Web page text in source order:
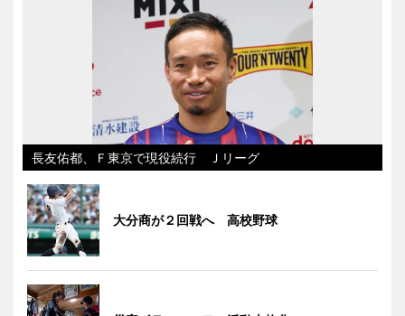
長友佑都、Ｆ東京で現役続行 Ｊリーグ
大分商が２回戦へ 高校野球